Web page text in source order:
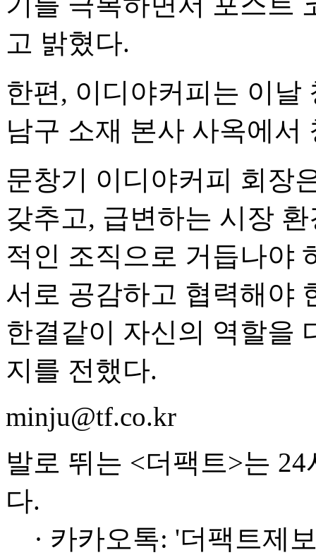
고 밝혔다.
한편, 이디야커피는 이날
남구 소재 본사 사옥에
문창기 이디야커피 회장
갖추고, 급변하는 시장
적인 조직으로 거듭나야
서로 공감하고 협력해야
한결같이 자신의 역할을
지를 전했다.
minju@tf.co.kr
발로 뛰는 <더팩트>는
다.
· 카카오톡: '더팩트제